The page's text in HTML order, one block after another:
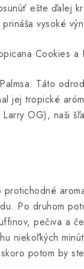
ešte ďalej
vysoké
Cookies a
Táto
jej tropické
OG), naši
Po druhom
pečiva a
niekoľkých
potom by